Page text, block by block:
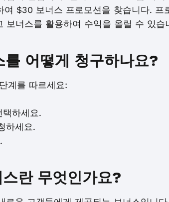
$30 보너스 프로모션을 찾습니다. 프
보너스를 활용하여 수익을 올릴 수 있습
어떻게 청구하나요?
계를 따르세요:
하세요.
하세요.
란 무엇인가요?